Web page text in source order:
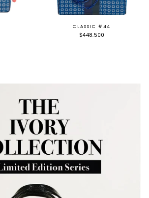
CLASSIC #44
$448.500